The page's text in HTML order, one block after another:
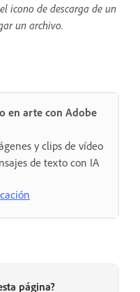
icono de descarga de un
un archivo.
en arte con Adobe
y clips de vídeo
de texto con IA
página?